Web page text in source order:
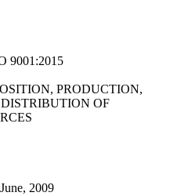
9001:2015
PRODUCTION,
OF
2009